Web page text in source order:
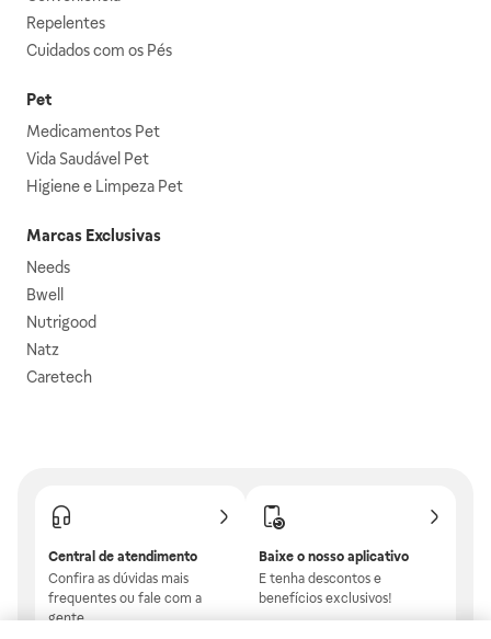
Repelentes
Cuidados com os Pés
Pet
Medicamentos Pet
Vida Saudável Pet
Higiene e Limpeza Pet
Marcas Exclusivas
Needs
Bwell
Nutrigood
Natz
Caretech
Central de atendimento
Confira as dúvidas mais
frequentes ou fale com a
gente.
Baixe o nosso aplicativo
E tenha descontos e
benefícios exclusivos!